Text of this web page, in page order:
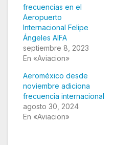
frecuencias en el
Aeropuerto
Internacional Felipe
Ángeles AIFA
septiembre 8, 2023
En «Aviacion»
Aeroméxico desde
noviembre adiciona
frecuencia internacional
agosto 30, 2024
En «Aviacion»